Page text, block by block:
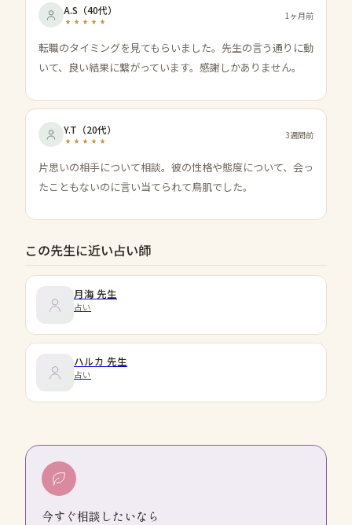
A.S （40代） 1ヶ月前
転職のタイミングを見てもらいました。先生の言う通りに動
いて、良い結果に繋がっています。感謝しかありません。
Y.T （20代） 3週間前
片思いの相手について相談。彼の性格や態度について、会っ
たこともないのに言い当てられて鳥肌でした。
この先生に近い占い師
月海 先生
占い
ハルカ 先生
占い
今すぐ相談したいなら